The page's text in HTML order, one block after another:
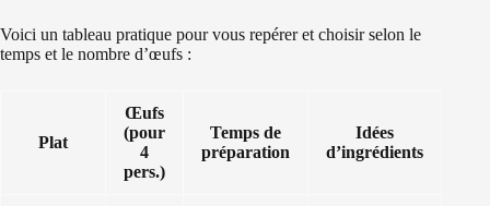
Voici un tableau pratique pour vous repérer et choisir selon le
temps et le nombre d’œufs :
Plat
Œufs
(pour
4
pers.)
Temps de
préparation
Idées
d’ingrédients